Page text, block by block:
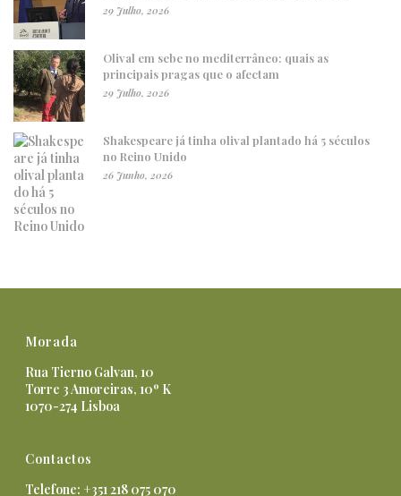
29 Julho, 2026
Olival em sebe no mediterrâneo: quais as
principais pragas que o afectam
29 Julho, 2026
Shakespeare já tinha olival plantado há 5 séculos
no Reino Unido
26 Junho, 2026
Morada
Rua Tierno Galvan, 10
Torre 3 Amoreiras, 10º K
1070-274 Lisboa
Contactos
Telefone: +351 218 075 070